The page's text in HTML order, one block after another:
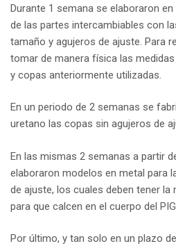
Durante 1 semana se elaboraron
de las partes intercambiables con
tamaño y agujeros de ajuste. Para
tomar de manera física las
y copas anteriormente utilizadas.
En un periodo de 2 semanas se
uretano las copas sin agujeros de
En las mismas 2 semanas a partir
elaboraron modelos en metal para
de ajuste, los cuales deben tener la
para que calcen en el cuerpo del
Por último, y tan solo en un plazo